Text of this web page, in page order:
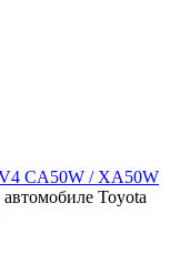
CA50W / XA50W
Toyota